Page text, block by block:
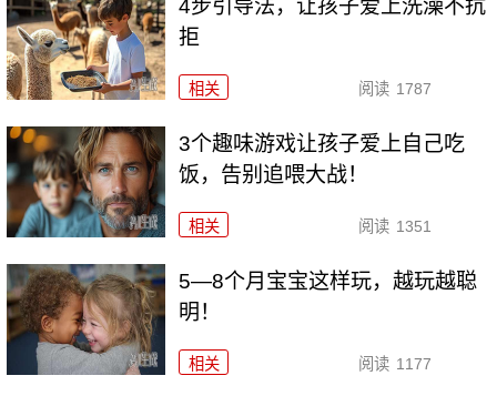
4步引导法，让孩子爱上洗澡不抗
拒
相关 阅读 1787
3个趣味游戏让孩子爱上自己吃
饭，告别追喂大战！
相关 阅读 1351
5—8个月宝宝这样玩，越玩越聪
明！
相关 阅读 1177